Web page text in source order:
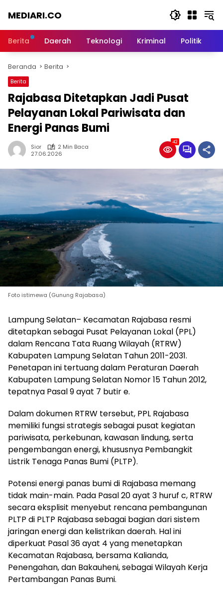
MEDIARI.CO
Berita Daerah Teknologi Kriminal Politik
Beranda Berita
Berita
‎Rajabasa Ditetapkan Jadi Pusat
Pelayanan Lokal Pariwisata dan
Energi Panas Bumi
Sior
2 Min Baca
27.06.2026
42
Foto istimewa (Gunung Rajabasa)
Lampung Selatan– Kecamatan Rajabasa resmi
ditetapkan sebagai Pusat Pelayanan Lokal (PPL)
dalam Rencana Tata Ruang Wilayah (RTRW)
Kabupaten Lampung Selatan Tahun 2011-2031.
Penetapan ini tertuang dalam Peraturan Daerah
Kabupaten Lampung Selatan Nomor 15 Tahun 2012,
tepatnya Pasal 9 ayat 7 butir e.
‎Dalam dokumen RTRW tersebut, PPL Rajabasa
memiliki fungsi strategis sebagai pusat kegiatan
pariwisata, perkebunan, kawasan lindung, serta
pengembangan energi, khususnya Pembangkit
Listrik Tenaga Panas Bumi (PLTP).
‎Potensi energi panas bumi di Rajabasa memang
tidak main-main. Pada Pasal 20 ayat 3 huruf c, RTRW
secara eksplisit menyebut rencana pembangunan
PLTP di PLTP Rajabasa sebagai bagian dari sistem
jaringan energi dan kelistrikan daerah. Hal ini
diperkuat Pasal 36 ayat 4 yang menetapkan
Kecamatan Rajabasa, bersama Kalianda,
Penengahan, dan Bakauheni, sebagai Wilayah Kerja
Pertambangan Panas Bumi.